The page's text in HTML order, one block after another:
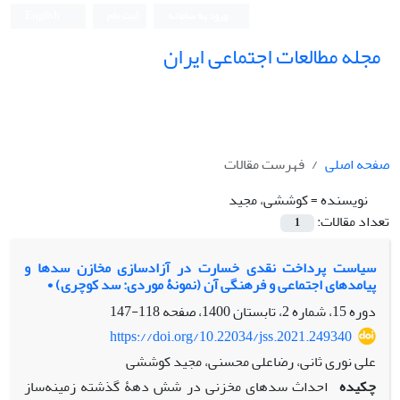
مجله مطالعات اجتماعی ایران
صفحه اصلی
فهرست مقالات
نویسنده =کوششی، مجید
تعداد مقالات:
1
سیاست پرداخت نقدی خسارت در آزادسازی مخازن سدها و
پیامدهای اجتماعی و فرهنگی آن (نمونۀ موردی: سد کوچری) •
دوره 15، شماره 2، تابستان 1400، صفحه
118-147
https://doi.org/10.22034/jss.2021.249340
علی نوری ثانی، رضاعلی محسنی، مجید کوششی
چکیده احداث سدهای مخزنی در شش دهۀ گذشته زمینه‌ساز